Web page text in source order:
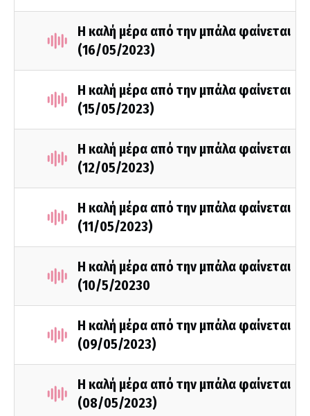
Η καλή μέρα από την μπάλα φαίνεται
(16/05/2023)
Η καλή μέρα από την μπάλα φαίνεται
(15/05/2023)
Η καλή μέρα από την μπάλα φαίνεται
(12/05/2023)
Η καλή μέρα από την μπάλα φαίνεται
(11/05/2023)
Η καλή μέρα από την μπάλα φαίνεται
(10/5/20230
Η καλή μέρα από την μπάλα φαίνεται
(09/05/2023)
Η καλή μέρα από την μπάλα φαίνεται
(08/05/2023)